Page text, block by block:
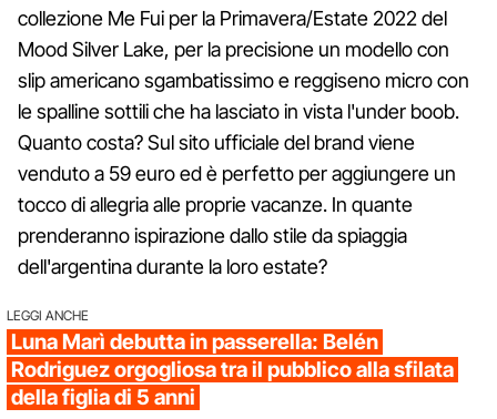
collezione Me Fui per la Primavera/Estate 2022 del
Mood Silver Lake, per la precisione un modello con
slip americano sgambatissimo e reggiseno micro con
le spalline sottili che ha lasciato in vista l'under boob.
Quanto costa? Sul sito ufficiale del brand viene
venduto a 59 euro ed è perfetto per aggiungere un
tocco di allegria alle proprie vacanze. In quante
prenderanno ispirazione dallo stile da spiaggia
dell'argentina durante la loro estate?
LEGGI ANCHE
Luna Marì debutta in passerella: Belén
Rodriguez orgogliosa tra il pubblico alla sfilata
della figlia di 5 anni